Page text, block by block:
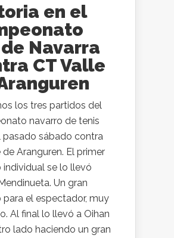
en el
de Navarra
CT Valle
los tres partidos del
navarro de tenis
pasado sábado contra
de Aranguren. El primer
individual se lo llevó
Un gran
para el espectador, muy
Al final lo llevó a Oihan
lado haciendo un gran